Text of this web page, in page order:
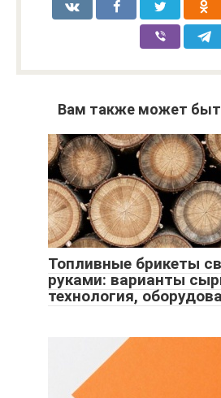
Вам также может
Топливные брикеты
руками: варианты
технология,